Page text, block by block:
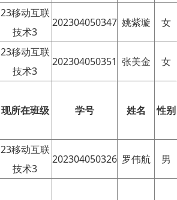
23移动互联
技术3
202304050347 姚紫璇 女
23移动互联
技术3
202304050351 张美金 女
现所在班级 学号 姓名 性别
23移动互联
技术3
202304050326 罗伟航 男